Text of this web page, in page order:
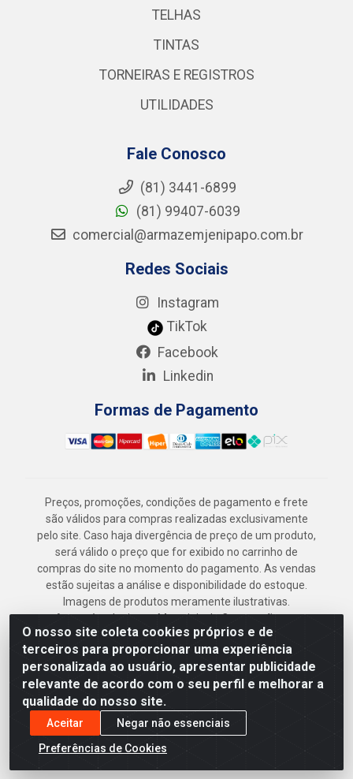
O nosso site coleta cookies próprios e de
terceiros para proporcionar uma experiência
personalizada ao usuário, apresentar publicidade
relevante de acordo com o seu perfil e melhorar a
qualidade do nosso site.
Aceitar
Negar não essenciais
Preferências de Cookies
TELHAS
TINTAS
TORNEIRAS E REGISTROS
UTILIDADES
Fale Conosco
(81) 3441-6899
(81) 99407-6039
comercial@armazemjenipapo.com.br
Redes Sociais
Instagram
TikTok
Facebook
Linkedin
Formas de Pagamento
Preços, promoções, condições de pagamento e frete
são válidos para compras realizadas exclusivamente
pelo site. Caso haja divergência de preço de um produto,
será válido o preço que for exibido no carrinho de
compras do site no momento do pagamento. As vendas
estão sujeitas a análise e disponibilidade do estoque.
Imagens de produtos meramente ilustrativas.
Armazém Jenipapo Materiais de Construção em
Geral LTDA - Rua das Flores, 2691 - Guabiraba,
Recife/PE - CEP 52.291-630 - CNPJ
41.097.379/0001-